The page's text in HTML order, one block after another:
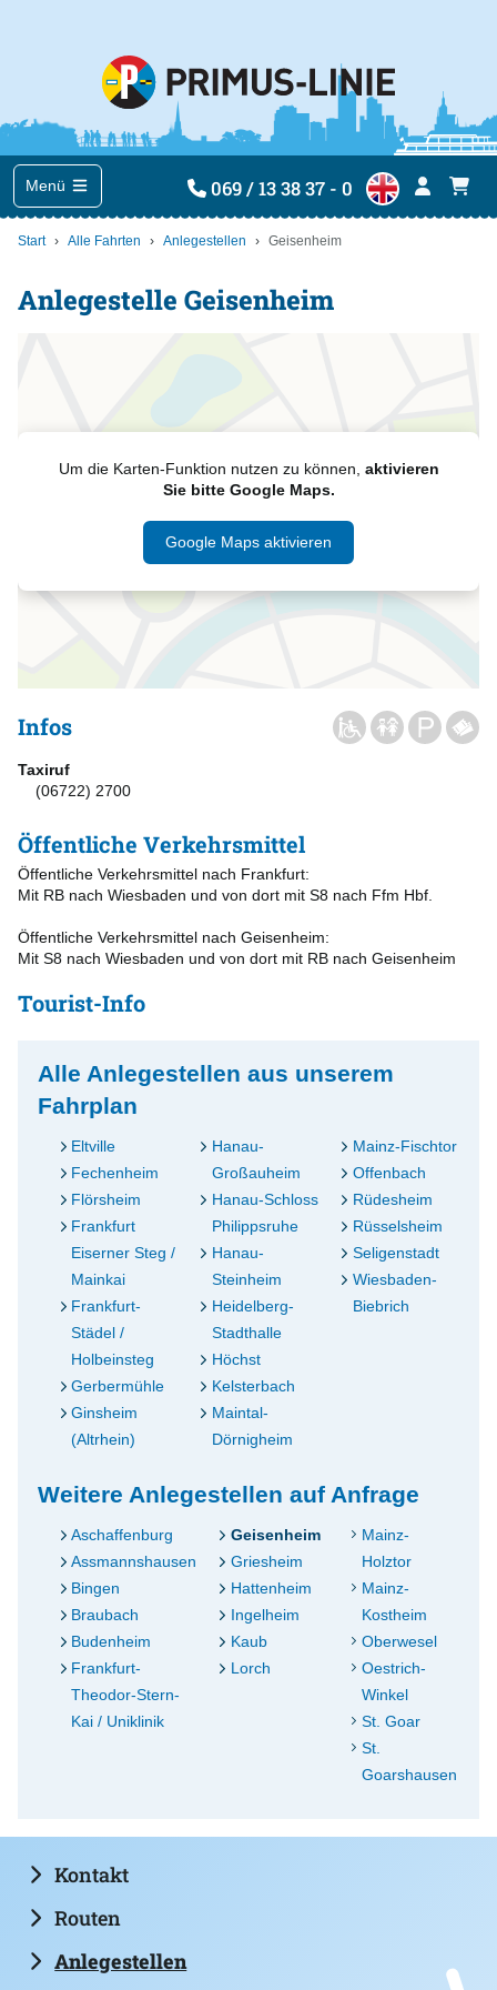
Menü 069 / 13 38 37 - 0
Start Alle Fahrten Anlegestellen Geisenheim
Anlegestelle Geisenheim
Um die Karten-Funktion nutzen zu können, aktivieren
Sie bitte Google Maps.
Google Maps aktivieren
Infos
Taxiruf
(06722) 2700
Öffentliche Verkehrsmittel
Öffentliche Verkehrsmittel nach Frankfurt:
Mit RB nach Wiesbaden und von dort mit S8 nach Ffm Hbf.
Öffentliche Verkehrsmittel nach Geisenheim:
Mit S8 nach Wiesbaden und von dort mit RB nach Geisenheim
Tourist-Info
Alle Anlegestellen aus unserem
Fahrplan
Eltville
Fechenheim
Flörsheim
Frankfurt
Eiserner Steg /
Mainkai
Frankfurt-
Städel /
Holbeinsteg
Gerbermühle
Ginsheim
(Altrhein)
Hanau-
Großauheim
Hanau-Schloss
Philippsruhe
Hanau-
Steinheim
Heidelberg-
Stadthalle
Höchst
Kelsterbach
Maintal-
Dörnigheim
Mainz-Fischtor
Offenbach
Rüdesheim
Rüsselsheim
Seligenstadt
Wiesbaden-
Biebrich
Weitere Anlegestellen auf Anfrage
Aschaffenburg
Assmannshausen
Bingen
Braubach
Budenheim
Frankfurt-
Theodor-Stern-
Kai / Uniklinik
Geisenheim
Griesheim
Hattenheim
Ingelheim
Kaub
Lorch
Mainz-
Holztor
Mainz-
Kostheim
Oberwesel
Oestrich-
Winkel
St. Goar
St.
Goarshausen
Kontakt
Routen
Anlegestellen